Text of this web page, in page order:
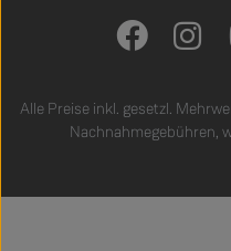
Alle Preise inkl. gesetzl.
Nachnahmegebühren,